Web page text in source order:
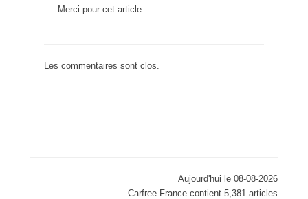
Merci pour cet article.
Les commentaires sont clos.
Aujourd'hui le 08-08-2026
Carfree France contient 5,381 articles